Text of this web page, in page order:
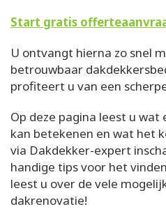
Start gratis
U ontvangt hierna zo snel
betrouwbaar
profiteert u van een
Op deze pagina leest u wat
kan betekenen en wat het
via Dakdekker-expert
handige tips voor het
leest u over de vele
dakrenovatie!